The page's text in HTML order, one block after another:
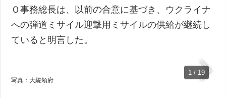
Ｏ事務総長は、以前の合意に基づき、ウクライナ
への弾道ミサイル迎撃用ミサイルの供給が継続し
ていると明言した。
1 / 19
写真：大統領府